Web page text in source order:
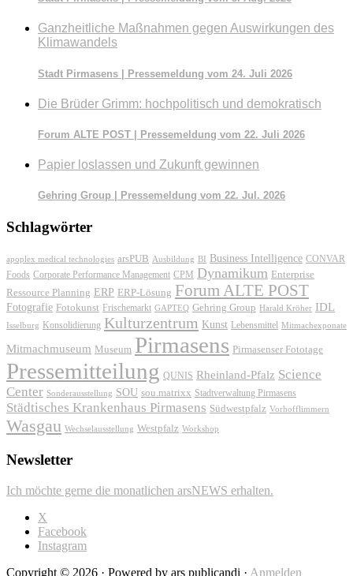
Ganzheitliche Maßnahmen gegen Auswirkungen des
Klimawandels
Stadt Pirmasens | Pressemeldung vom 24. Juli 2026
Die Brüder Grimm: hochpolitisch und demokratisch
Forum ALTE POST | Pressemeldung vom 22. Juli 2026
Papier loslassen und Zukunft gewinnen
Gehring Group | Pressemeldung vom 22. Jul. 2026
Schlagwörter
apoplex medical technologies arsPUB Ausbildung BI Business Intelligence CONVAR
Foods Corporate Performance Management CPM Dynamikum Enterprise
Ressource Planning ERP ERP-Lösung Forum ALTE POST
Fotografie Fotokunst Frischemarkt GAPTEQ Gehring Group Harald Kröher IDL
Isselburg Konsolidierung Kulturzentrum Kunst Lebensmittel Mitmachexponate
Mitmachmuseum Museum Pirmasens Pirmasenser Fototage
Pressemitteilung QUNIS Rheinland-Pfalz Science
Center Sonderausstellung SOU sou.matrixx Stadtverwaltung Pirmasens
Städtisches Krankenhaus Pirmasens Südwestpfalz Vorhofflimmern
Wasgau Wechselausstellung Westpfalz Workshop
Newsletter
Ich möchte gerne die monatlichen arsNEWS erhalten.
X
Facebook
Instagram
Copyright © 2026 · Powered by ars publicandi · Anmelden